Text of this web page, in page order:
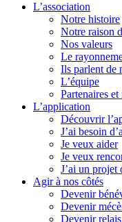
L’association
Notre histoire
Notre raison
Nos valeurs
Le
Ils parlent de
L’équipe
Partenaires et
L’application
Découvrir
J’ai besoin
Je veux aider
Je veux
J’ai un projet
Agir à nos côtés
Devenir
Devenir
Devenir